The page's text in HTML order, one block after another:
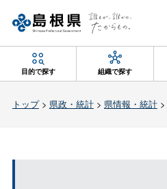
目的で探す 組織で探す
トップ> 県政・統計> 県情報・統計>